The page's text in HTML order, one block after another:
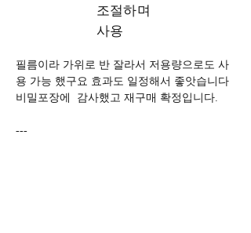
조절하며
사용
필름이라 가위로 반 잘라서 저용량으로도 사
용 가능 했구요 효과도 일정해서 좋앗습니다
비밀포장에  감사했고 재구매 확정입니다.
---